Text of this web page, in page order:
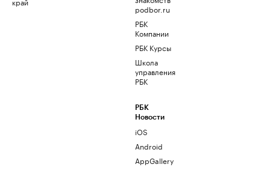
podbor.ru
РБК
Компании
РБК Курсы
Школа
управления
РБК
РБК
Новости
iOS
Android
AppGallery